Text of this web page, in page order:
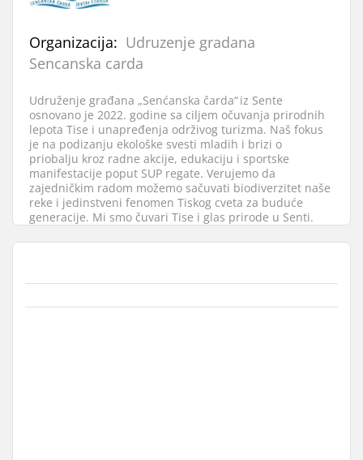
Organizacija: Udruzenje gradana
Sencanska carda
Udruženje građana „Senćanska čarda“ iz Sente
osnovano je 2022. godine sa ciljem očuvanja prirodnih
lepota Tise i unapređenja održivog turizma. Naš fokus
je na podizanju ekološke svesti mladih i brizi o
priobalju kroz radne akcije, edukaciju i sportske
manifestacije poput SUP regate. Verujemo da
zajedničkim radom možemo sačuvati biodiverzitet naše
reke i jedinstveni fenomen Tiskog cveta za buduće
generacije. Mi smo čuvari Tise i glas prirode u Senti.